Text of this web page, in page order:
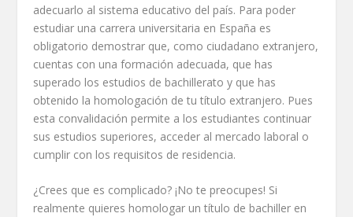
adecuarlo al sistema educativo del país. Para poder
estudiar una carrera universitaria en España es
obligatorio demostrar que, como ciudadano extranjero,
cuentas con una formación adecuada, que has
superado los estudios de bachillerato y que has
obtenido la homologación de tu título extranjero. Pues
esta convalidación permite a los estudiantes continuar
sus estudios superiores, acceder al mercado laboral o
cumplir con los requisitos de residencia.
¿Crees que es complicado? ¡No te preocupes! Si
realmente quieres homologar un título de bachiller en